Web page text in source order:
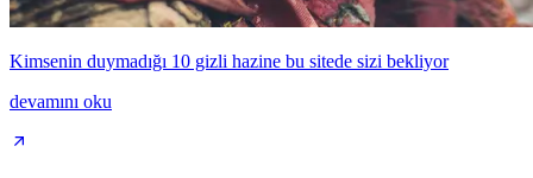
Kimsenin duymadığı 10 gizli hazine bu sitede sizi bekliyor
devamını oku